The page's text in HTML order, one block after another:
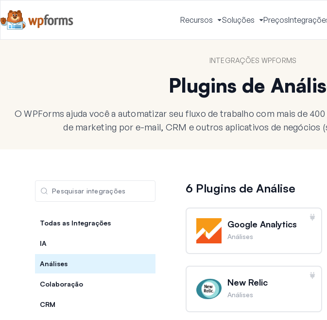
Recursos
Alternar
Menu
Soluções
Alternar
Menu
Preços
INTEGRAÇÕES WPFORMS
Plugins de
O WPForms ajuda você a automatizar seu fluxo de trabalho com mais de
de marketing por e-mail, CRM e outros aplicativos de negócios
Categorias
Todas as Integrações
IA
Análises
Colaboração
CRM
6 Plugins de Análise
Google Analytics
Análises
New Relic
Análises